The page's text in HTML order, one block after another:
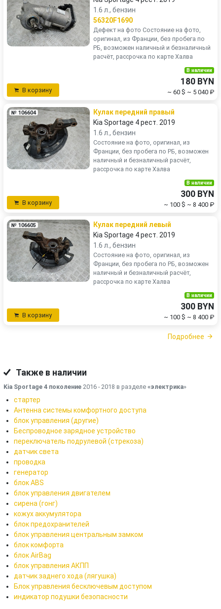
1.6 л., бензин
56320F1690
Дефект на фото Состояние на фото,
оригинал, из Франции, без пробега по
РБ, возможен наличный и безналичный
расчёт, рассрочка по карте Халва
В корзину
В наличии
180 BYN
~ 60 $ ~ 5 040 ₽
№ 106604
Кулак передний правый
Kia Sportage 4 рест. 2019
1.6 л., бензин
Состояние на фото, оригинал, из
Франции, без пробега по РБ, возможен
наличный и безналичный расчёт,
рассрочка по карте Халва
В корзину
В наличии
300 BYN
~ 100 $ ~ 8 400 ₽
№ 106605
Кулак передний левый
Kia Sportage 4 рест. 2019
1.6 л., бензин
Состояние на фото, оригинал, из
Франции, без пробега по РБ, возможен
наличный и безналичный расчёт,
рассрочка по карте Халва
В корзину
В наличии
300 BYN
~ 100 $ ~ 8 400 ₽
Подробнее
Также в наличии
Kia Sportage 4 поколение 2016 - 2018 в разделе «электрика»
стартер
Антенна системы комфортного доступа
блок управления (другие)
Беспроводное зарядное устройство
переключатель подрулевой (стрекоза)
датчик света
проводка
генератор
блок ABS
блок управления двигателем
сирена (гонг)
кожух аккумулятора
блок предохранителей
блок управления центральным замком
блок комфорта
блок AirBag
блок управления АКПП
датчик заднего хода (лягушка)
Блок управления бесключевым доступом
индикатор подушки безопасности